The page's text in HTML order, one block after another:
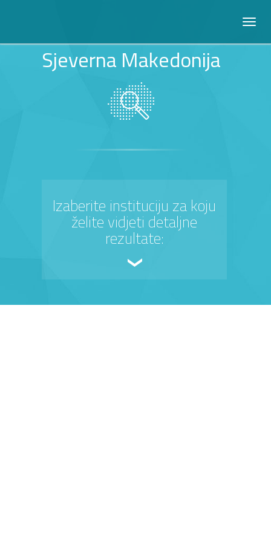
Sjeverna Makedonija
Izaberite instituciju za koju
želite vidjeti detaljne
rezultate: